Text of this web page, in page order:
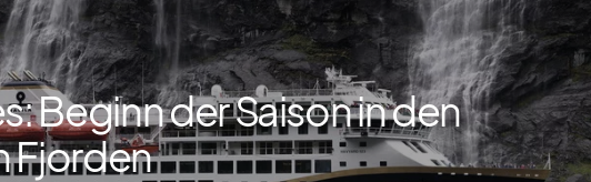
Beginn der Saison in den
Fjorden